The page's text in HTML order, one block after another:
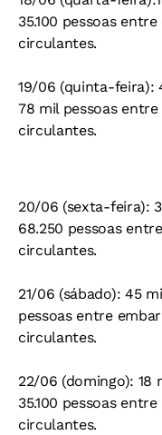
35.100 pessoas
circulantes.
19/06 (quinta-feira):
78 mil pessoas
circulantes.
20/06 (sexta-feira):
68.250 pessoas
circulantes.
21/06 (sábado): 45
pessoas entre
circulantes.
22/06 (domingo): 18
35.100 pessoas
circulantes.